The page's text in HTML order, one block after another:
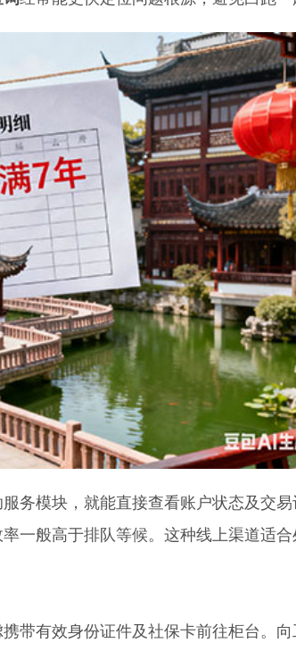
务模块，就能直接查看账户状态及交易
一般高于排队等候。这种线上渠道适合
有效身份证件及社保卡前往柜台。向